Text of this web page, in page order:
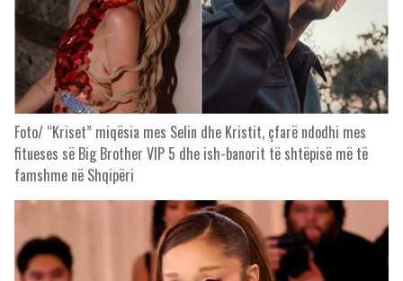
Foto/ “Kriset” miqësia mes Selin dhe Kristit, çfarë ndodhi mes
fitueses së Big Brother VIP 5 dhe ish-banorit të shtëpisë më të
famshme në Shqipëri